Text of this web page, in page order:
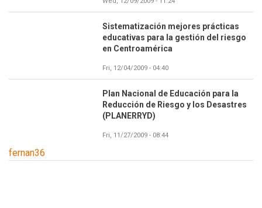
Sistematización mejores prácticas
educativas para la gestión del riesgo
en Centroamérica
Fri, 12/04/2009 - 04:40
Plan Nacional de Educación para la
Reducción de Riesgo y los Desastres
(PLANERRYD)
Fri, 11/27/2009 - 08:44
fernan36